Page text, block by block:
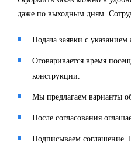
даже по выходным дням.
Подача заявки с указанием
Оговаривается время
конструкции.
Мы предлагаем варианты
После согласования
Подписываем соглашение.